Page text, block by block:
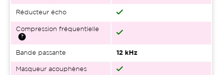
Réducteur écho
Compression fréquentielle
Bande passante 12 kHz
Masqueur acouphènes